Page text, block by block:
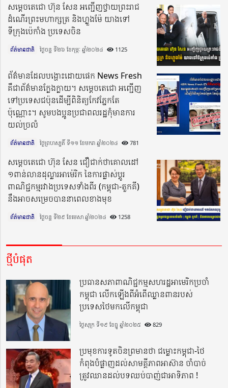
សម្ដេចតេជោ ហ៊ុន សែន អញ្ជើញថ្វាយព្រះរាជ
ដំណើរព្រះមហាក្សត្រ និងហ្លួងម៉ែ យាងទៅ
ទីក្រុងប៉េកាំង ប្រទេសចិន
ព័ត៌មានជាតិ ថ្ងៃចន្ទ ទី២៦ ខែកុម្ភៈ ឆ្នាំ២០២៤​ 1125
ព័ត៌មានដែលបង្ហោះដោយផេក News Fresh
គឺជាព័ត៌មានក្លែងក្លាយ។ សម្តេចតេជោ អញ្ជើញ
ទៅប្រទេសជប៉ុនដើម្បីពិនិត្យកែវភ្នែកតែ
ប៉ុណ្ណោះ។ សូមបងប្អូនប្រជាពលរដ្ឋកុំមានការ
យល់ច្រលំ
ព័ត៌មានជាតិ ថ្ងៃព្រហស្បតិ៍ ទី១១ ខែមករា ឆ្នាំ២០២៤​ 781
សម្ដេចតេជោ ហ៊ុន សែន ជឿជាក់ថាគោលដៅ
១ពាន់លានដុល្លារអាម៉េរិក នៃការផ្លាស់ប្តូរ
ពាណិជ្ជកម្មរវាងប្រទេសទាំងពីរ (កម្ពុជា-តួកគី)
នឹងអាចសម្រេចបាននាពេលខាងមុខ
ព័ត៌មានជាតិ ថ្ងៃចន្ទ ទី២៩ ខែមេសា ឆ្នាំ២០២៤​ 1258
ថ្មីបំផុត
ប្រធានសភាពាណិជ្ជកម្មសហរដ្ឋអាមេរិកប្រចាំ
កម្ពុជា លើកឡើងពីអំពើឈ្លានពានរបស់
ប្រទេសថៃមកលើកម្ពុជា
ថ្ងៃសុក្រ ទី១៩ ខែធ្នូ ឆ្នាំ២០២៥ 829
ប្រមុខការទូតចិនព្រមានថា ជម្លោះកម្ពុជា-ថៃ
កំពុងបំផ្លាញដល់សាមគ្គីភាពអាស៊ាន ចាំបាច់
ត្រូវឈានដល់បទឈប់បាញ់ជាអាទិភាព !